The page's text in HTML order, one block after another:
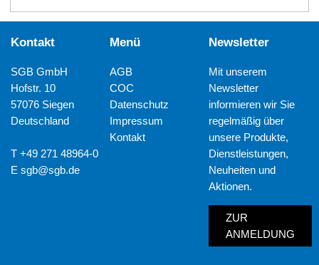
Kontakt
SGB GmbH
Hofstr. 10
57076 Siegen
Deutschland
T +49 271 48964-0
Esgb@sgb.de
Menü
AGB
COC
Datenschutz
Impressum
Kontakt
Newsletter
Mit unserem
Newsletter
informieren wir Sie
regelmäßig über
unsere Produkte,
Dienstleistungen,
Neuheiten und
Aktionen.
ZUR
ANMELDUNG